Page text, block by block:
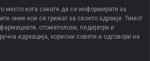
место кога сакате да се информирате за
оние кои се грижат за своето здравје. Тимот
стоматолози, педијатри и
едукација, корисни совети и одговори на